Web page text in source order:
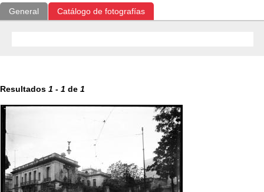
General Catálogo de fotografías
Resultados 1 - 1 de 1